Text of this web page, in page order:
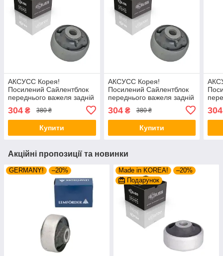
АКСУСС Корея!
Посилений Сайлентблок
переднього важеля задній
38379 , FE38403 ,
VKDS331041
304 ₴ 380 ₴
Купити
АКСУСС Корея!
Посилений Сайлентблок
переднього важеля задній
Ауді А1 Оллстрит (2018-).
Нижній. 38379 , FE38403 ,
VKDS331041
304₴ 380 ₴
Купити
304
Акційні пропозиції та новинки
GERMANY! –20% Made in KOREA!
–20%
Подарунок